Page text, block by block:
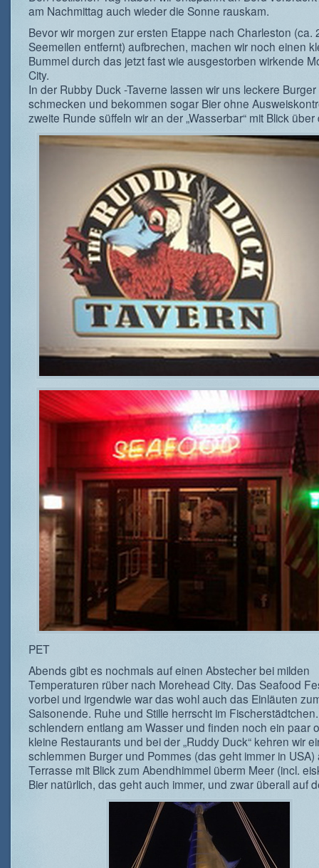
am Nachmittag auch wieder die Sonne rauskam.
Bevor wir morgen zur ersten Etappe nach Charleston (ca.
Seemeilen entfernt) aufbrechen, machen wir noch einen
Bummel durch das jetzt fast wie ausgestorben wirkende
City.
In der Rubby Duck -Taverne lassen wir uns leckere Burger
schmecken und bekommen sogar Bier ohne
zweite Runde süffeln wir an der „Wasserbar“ mit Blick über
PET
Abends gibt es nochmals auf einen Abstecher bei milden
Temperaturen rüber nach Morehead City. Das Seafood
vorbei und irgendwie war das wohl auch das Einläuten
Saisonende. Ruhe und Stille herrscht im
schlendern entlang am Wasser und finden noch ein paar
kleine Restaurants und bei der „Ruddy Duck“ kehren wir
schlemmen Burger und Pommes (das geht immer in USA)
Terrasse mit Blick zum Abendhimmel überm Meer (incl.
Bier natürlich, das geht auch immer, und zwar überall auf